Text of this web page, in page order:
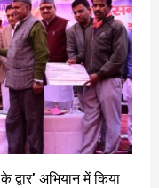
अभियान में किया